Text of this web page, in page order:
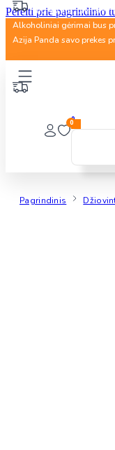
Pereiti prie pagrindinio
Nuo 40 Eur.
Alkoholiniai gėrimai bus
Azija Panda savo prekes
Alkoholiniai gėrimai bus
00
Pagrindinis